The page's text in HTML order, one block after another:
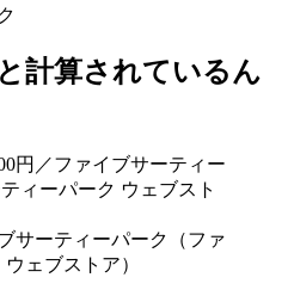
ク
計算されているん
サーティーパーク（ファ
ェブストア）